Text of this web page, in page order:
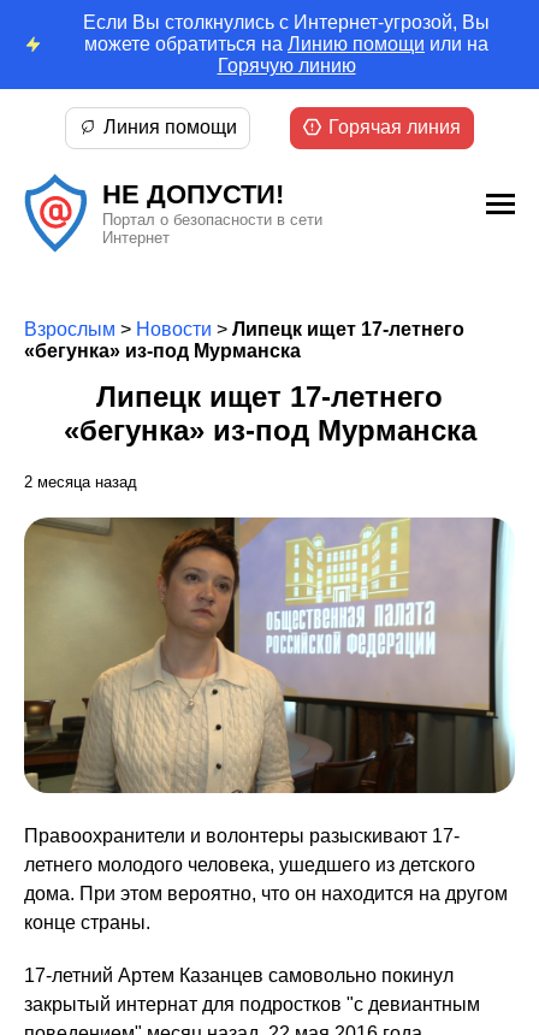
Если Вы столкнулись с Интернет-угрозой, Вы
можете обратиться на Линию помощи или на
Горячую линию
НЕ ДОПУСТИ!
Портал о безопасности в сети
Интернет
Линия помощи Горячая линия
Взрослым > Новости > Липецк ищет 17-летнего
«бегунка» из-под Мурманска
Липецк ищет 17-летнего
«бегунка» из-под Мурманска
2 месяца назад
Правоохранители и волонтеры разыскивают 17-
летнего молодого человека, ушедшего из детского
дома. При этом вероятно, что он находится на другом
конце страны.
17-летний Артем Казанцев самовольно покинул
закрытый интернат для подростков "с девиантным